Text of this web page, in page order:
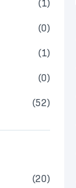
(1)
(0)
(1)
(0)
(52)
(20)